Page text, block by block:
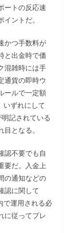
ートの反応速
ントだ。
かつ手数料が
と出金時で価
混雑時には手
通貨の即時ウ
ールで一定額
いずれにして
明記されている
となる。
認不要でも自
要だ。入金上
の通知などの
認に関して
で運用される必
に従ってプレ